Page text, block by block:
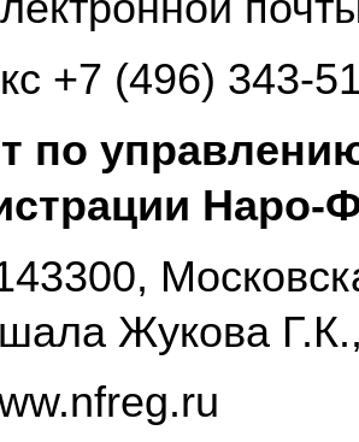
+7 (496) 343-
по
Наро-
Жукова